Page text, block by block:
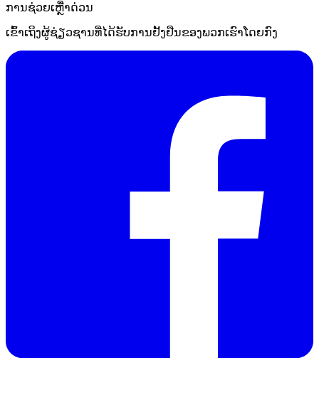
ການຊ່ວຍເຫຼືໍາດ່ວນ
ເຂົ້າເຖິງຜູ້ຊ່ຽວຊານທີ່ໄດ້ຮັບການຢັ້ງຢືນຂອງພວກເຮົາໂດຍກົງ